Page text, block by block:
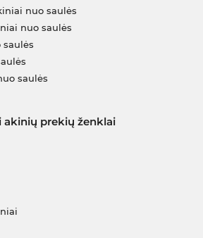
nuo saulės
nuo saulės
saulės
akinių prekių ženklai